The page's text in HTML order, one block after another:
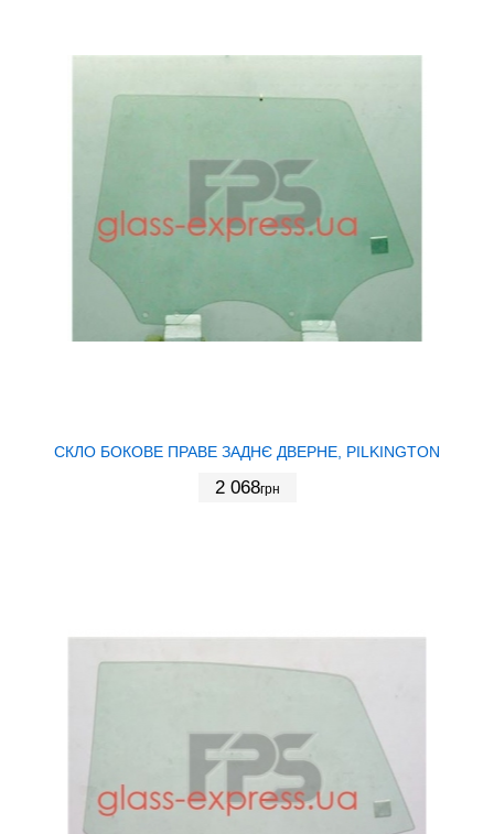
СКЛО БОКОВЕ ПРАВЕ ЗАДНЄ ДВЕРНЕ, PILKINGTON
2 068грн